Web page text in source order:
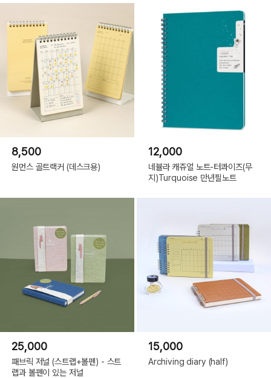
8,500
원먼스 골트랙커 (데스크용)
12,000
네뷸라 캐쥬얼 노트-터콰이즈(무
지)Turquoise 만년필노트
25,000
패브릭 저널 (스트랩+볼펜) - 스트
랩과 볼펜이 있는 저널
15,000
Archiving diary (half)